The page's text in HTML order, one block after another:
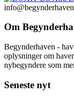
Om
Begynderhaven -
oplysninger om
nybegyndere som
Seneste nyt